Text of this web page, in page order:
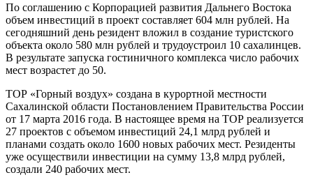
По соглашению с Корпорацией развития Дальнего Востока
объем инвестиций в проект составляет 604 млн рублей. На
сегодняшний день резидент вложил в создание туристского
объекта около 580 млн рублей и трудоустроил 10 сахалинцев.
В результате запуска гостиничного комплекса число рабочих
мест возрастет до 50.
ТОР «Горный воздух» создана в курортной местности
Сахалинской области Постановлением Правительства России
от 17 марта 2016 года. В настоящее время на ТОР реализуется
27 проектов с объемом инвестиций 24,1 млрд рублей и
планами создать около 1600 новых рабочих мест. Резиденты
уже осуществили инвестиции на сумму 13,8 млрд рублей,
создали 240 рабочих мест.